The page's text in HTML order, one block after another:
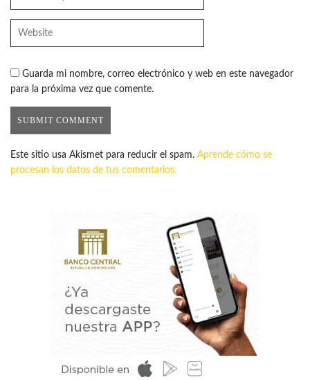
Guarda mi nombre, correo electrónico y web en este navegador
para la próxima vez que comente.
Este sitio usa Akismet para reducir el spam. Aprende cómo se
procesan los datos de tus comentarios.